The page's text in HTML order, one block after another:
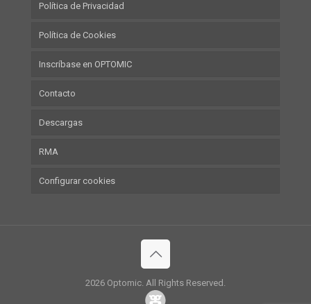
Política de Privacidad
Política de Cookies
Inscríbase en OPTOMIC
Contacto
Descargas
RMA
Configurar cookies
2026 Optomic. All Rights Reserved.